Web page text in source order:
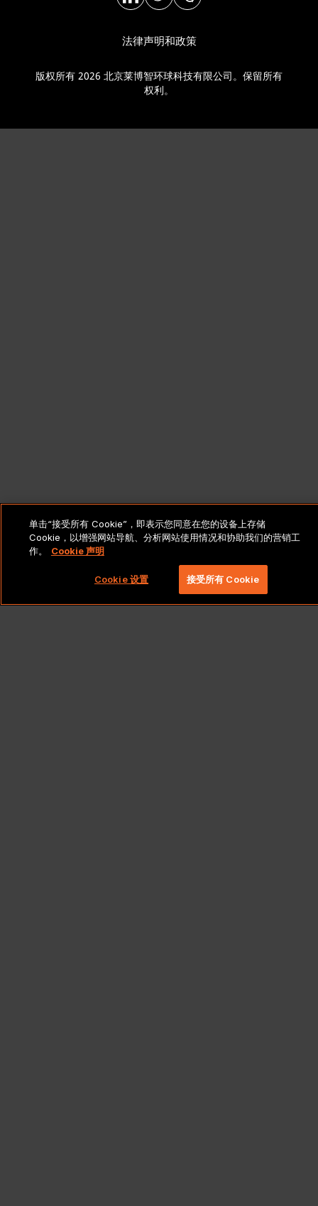
法律声明和政策
版权所有 2026 北京莱博智环球科技有限公司。保留所有
权利。
单击“接受所有 Cookie”，即表示您同意在您的设备上存储
Cookie，以增强网站导航、分析网站使用情况和协助我们的营销工
作。
Cookie 声明
Cookie 设置 接受所有 Cookie